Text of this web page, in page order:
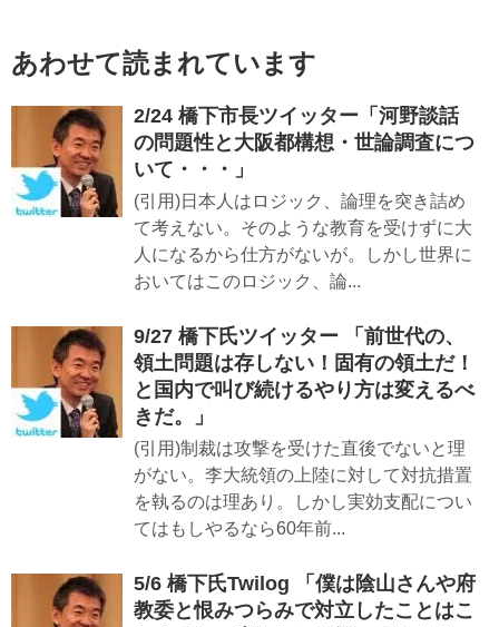
あわせて読まれています
2/24 橋下市長ツイッター「河野談話
の問題性と大阪都構想・世論調査につ
いて・・・」
(引用)日本人はロジック、論理を突き詰め
て考えない。そのような教育を受けずに大
人になるから仕方がないが。しかし世界に
おいてはこのロジック、論...
9/27 橋下氏ツイッター 「前世代の、
領土問題は存しない！固有の領土だ！
と国内で叫び続けるやり方は変えるべ
きだ。」
(引用)制裁は攻撃を受けた直後でないと理
がない。李大統領の上陸に対して対抗措置
を執るのは理あり。しかし実効支配につい
てはもしやるなら60年前...
5/6 橋下氏Twilog 「僕は陰山さんや府
教委と恨みつらみで対立したことはこ